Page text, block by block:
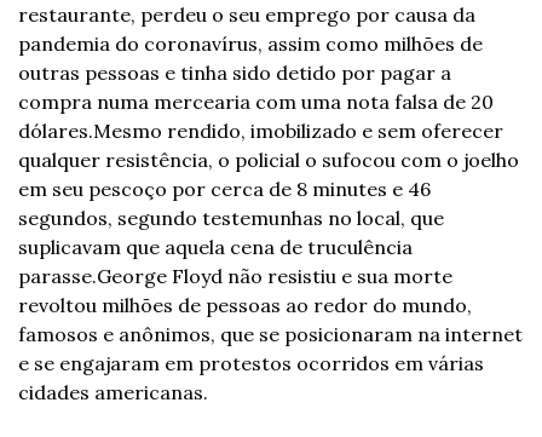
restaurante, perdeu o seu emprego por causa da
pandemia do coronavírus, assim como milhões de
outras pessoas e tinha sido detido por pagar a
compra numa mercearia com uma nota falsa de 20
dólares.Mesmo rendido, imobilizado e sem oferecer
qualquer resistência, o policial o sufocou com o joelho
em seu pescoço por cerca de 8 minutes e 46
segundos, segundo testemunhas no local, que
suplicavam que aquela cena de truculência
parasse.George Floyd não resistiu e sua morte
revoltou milhões de pessoas ao redor do mundo,
famosos e anônimos, que se posicionaram na internet
e se engajaram em protestos ocorridos em várias
cidades americanas.